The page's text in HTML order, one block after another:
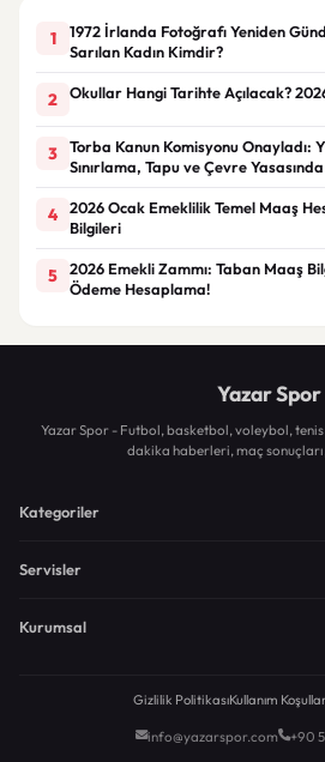
1
1972 İrlanda Fotoğrafı Yeniden
Sarılan Kadın Kimdir?
2 Okullar Hangi Tarihte Açılacak?
3
Torba Kanun Komisyonu Onayladı:
Sınırlama, Tapu ve Çevre
4
2026 Ocak Emeklilik Temel Maaş
Bilgileri
5
2026 Emekli Zammı: Taban Maaş
Ödeme Hesaplama!
Yazar Spor
Yazar Spor - Futbol, basketbol, voleybol,
dakika haberleri, maç
Kategoriler
Servisler
Kurumsal
Gizlilik PolitikasıKullanım
info@yazarspor.com +90